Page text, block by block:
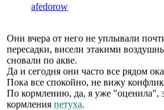
afedorow
Они вчера от него не уплывали
пересадки, висели этакими
сновали по акве.
Да и сегодня они часто все рядом
Пока все спокойно, не вижу
По кормлению, да, я уже "оценила",
кормления петуха.